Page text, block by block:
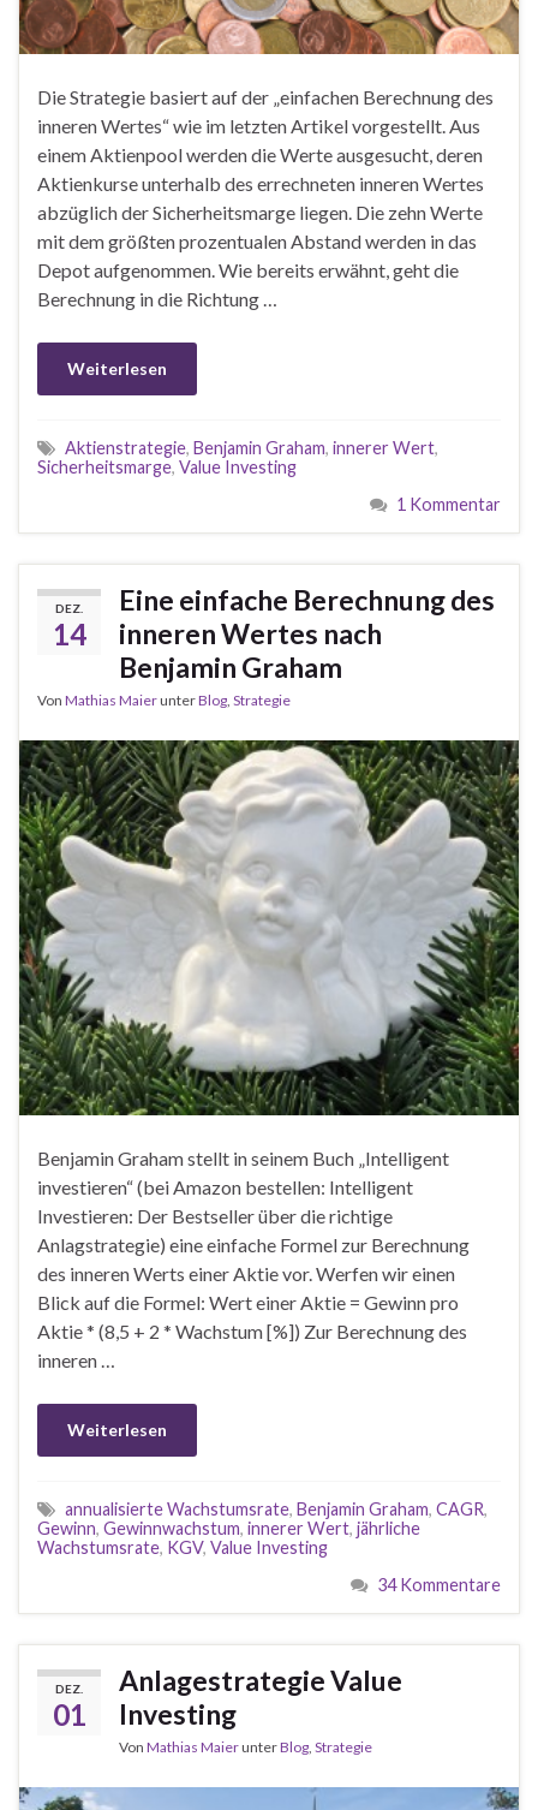
Die Strategie basiert auf der „einfachen Berechnung des
inneren Wertes“ wie im letzten Artikel vorgestellt. Aus
einem Aktienpool werden die Werte ausgesucht, deren
Aktienkurse unterhalb des errechneten inneren Wertes
abzüglich der Sicherheitsmarge liegen. Die zehn Werte
mit dem größten prozentualen Abstand werden in das
Depot aufgenommen. Wie bereits erwähnt, geht die
Berechnung in die Richtung …
Weiterlesen
Aktienstrategie, Benjamin Graham, innerer Wert,
Sicherheitsmarge, Value Investing
1 Kommentar
DEZ.
14
Eine einfache Berechnung des
inneren Wertes nach
Benjamin Graham
Von Mathias MaierunterBlog Strategie
Benjamin Graham stellt in seinem Buch „Intelligent
investieren“ (bei Amazon bestellen: Intelligent
Investieren: Der Bestseller über die richtige
Anlagstrategie) eine einfache Formel zur Berechnung
des inneren Werts einer Aktie vor. Werfen wir einen
Blick auf die Formel: Wert einer Aktie = Gewinn pro
Aktie * (8,5 + 2 * Wachstum [%]) Zur Berechnung des
inneren …
Weiterlesen
annualisierte Wachstumsrate, Benjamin Graham, CAGR,
Gewinn, Gewinnwachstum, innerer Wert, jährliche
Wachstumsrate, KGV, Value Investing
34 Kommentare
DEZ.
01
Anlagestrategie Value
Investing
Von Mathias MaierunterBlog Strategie